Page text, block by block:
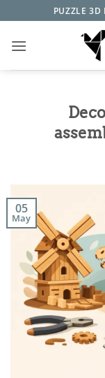
ai
contenuti
PUZZLE
05
May